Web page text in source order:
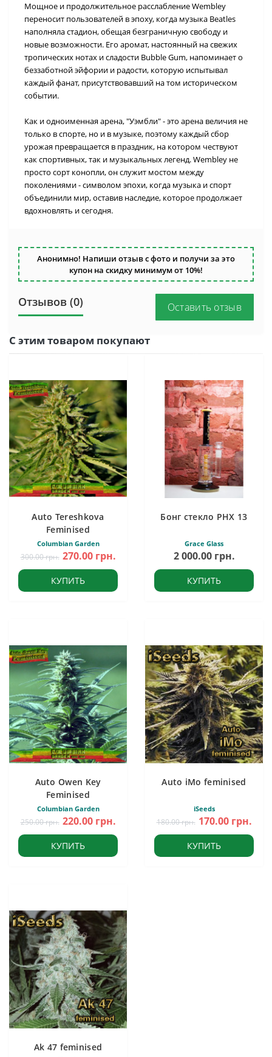
Мощное и продолжительное расслабление Wembley
переносит пользователей в эпоху, когда музыка Beatles
наполняла стадион, обещая безграничную свободу и
новые возможности. Его аромат, настоянный на свежих
тропических нотах и сладости Bubble Gum, напоминает о
беззаботной эйфории и радости, которую испытывал
каждый фанат, присутствовавший на том историческом
событии.
Как и одноименная арена, "Уэмбли" - это арена величия не
только в спорте, но и в музыке, поэтому каждый сбор
урожая превращается в праздник, на котором чествуют
как спортивных, так и музыкальных легенд. Wembley не
просто сорт конопли, он служит мостом между
поколениями - символом эпохи, когда музыка и спорт
объединили мир, оставив наследие, которое продолжает
вдохновлять и сегодня.
Анонимно! Напиши отзыв с фото и получи за это
купон на скидку минимум от 10%!
Отзывов (0) Оставить отзыв
С этим товаром покупают
Auto Tereshkova
Feminised
Columbian Garden
300.00 грн. 270.00 грн.
КУПИТЬ
Бонг стекло PHX 13
Grace Glass
2 000.00 грн.
КУПИТЬ
Auto Owen Key
Feminised
Columbian Garden
250.00 грн. 220.00 грн.
КУПИТЬ
Auto iMo feminised
iSeeds
180.00 грн. 170.00 грн.
КУПИТЬ
Ak 47 feminised